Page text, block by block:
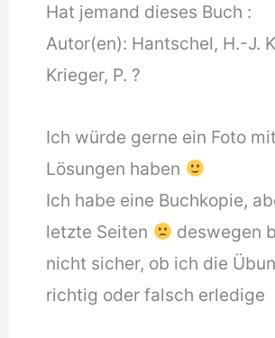
Hat jemand dieses Buch :
Autor(en): Hantschel, H.-J.
Krieger, P. ?
Ich würde gerne ein Foto mit
Lösungen haben
Ich habe eine Buchkopie,
letzte Seiten
deswegen
nicht sicher, ob ich die
richtig oder falsch erledige